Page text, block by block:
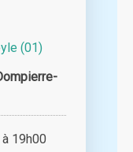
(01)
19h00